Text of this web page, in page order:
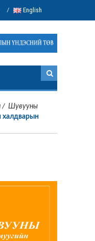
/ English
/ Шувууны
халдварын